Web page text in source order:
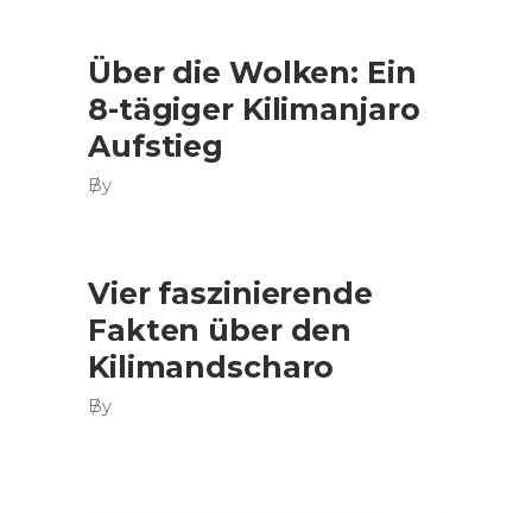
Über die Wolken: Ein
8-tägiger Kilimanjaro
Aufstieg
By
Vier faszinierende
Fakten über den
Kilimandscharo
By